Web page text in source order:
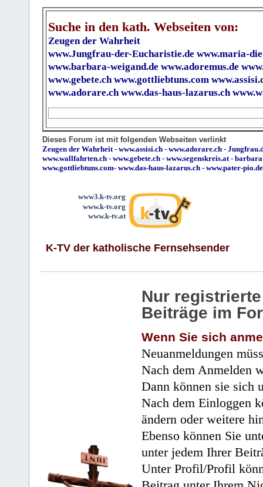
Suche in den kath. Webseiten von:
Zeugen der Wahrheit
www.Jungfrau-der-Eucharistie.de www.maria-
www.barbara-weigand.de www.adoremus.de
www.gebete.ch www.gottliebtuns.com
www.adorare.ch www.das-haus-lazarus.ch
Dieses Forum ist mit folgenden Webseiten verlinkt
Zeugen der Wahrheit- www.assisi.ch - www.adorare.ch -
www.wallfahrten.ch - www.gebete.ch - www.segenskreis.at-
www.gottliebtuns.com- www.das-haus-lazarus.ch - www.pater-pio.de
www3.k-tv.org
www.k-tv.org
www.k-tv.at
K-TV der katholische Fernsehsender
Nur
Beiträge im
Wenn Sie sich
Neuanmeldungen
Nach dem Anmelden
Dann können sie sich
Nach dem Einloggen
ändern oder weitere
Ebenso können Sie
unter jedem Ihrer
Unter Profil/Profil